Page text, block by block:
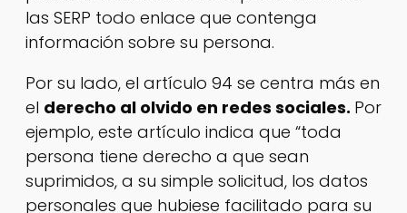
las SERP todo enlace que contenga
información sobre su persona.
Por su lado, el artículo 94 se centra más en
el derecho al olvido en redes sociales. Por
ejemplo, este artículo indica que “toda
persona tiene derecho a que sean
suprimidos, a su simple solicitud, los datos
personales que hubiese facilitado para su